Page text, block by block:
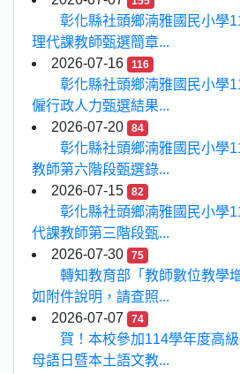
彰化縣社頭鄉湳雅國民小學
理代課教師甄選簡章...
2026-07-16
116
彰化縣社頭鄉湳雅國民小學
僱行政人力甄選結果...
2026-07-20
84
彰化縣社頭鄉湳雅國民小學
教師第六階段甄選錄...
2026-07-15
82
彰化縣社頭鄉湳雅國民小學
代課教師第三階段甄...
2026-07-30
75
轉知教育部「教師數位教學
如附件說明，請查照...
2026-07-07
74
賀！本校參加114學年度高
母語日暨本土語文教...